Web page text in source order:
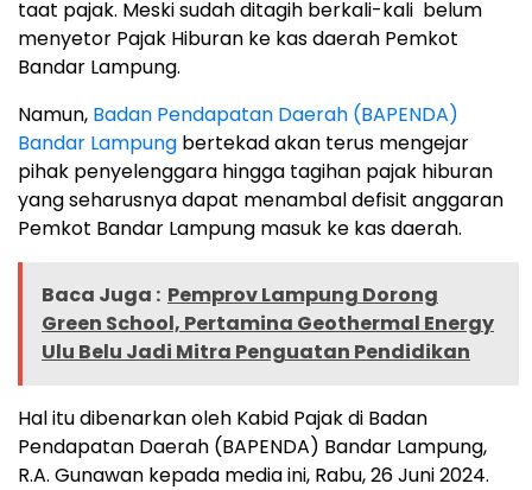
taat pajak. Meski sudah ditagih berkali-kali belum
menyetor Pajak Hiburan ke kas daerah Pemkot
Bandar Lampung.
Namun, Badan Pendapatan Daerah (BAPENDA)
Bandar Lampung bertekad akan terus mengejar
pihak penyelenggara hingga tagihan pajak hiburan
yang seharusnya dapat menambal defisit anggaran
Pemkot Bandar Lampung masuk ke kas daerah.
Baca Juga : Pemprov Lampung Dorong
Green School, Pertamina Geothermal Energy
Ulu Belu Jadi Mitra Penguatan Pendidikan
Hal itu dibenarkan oleh Kabid Pajak di Badan
Pendapatan Daerah (BAPENDA) Bandar Lampung,
R.A. Gunawan kepada media ini, Rabu, 26 Juni 2024.